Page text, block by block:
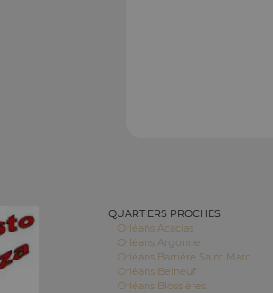
QUARTIERS PROCHES
Orléans Acacias
Orléans Argonne
Orléans Barrière Saint Marc
Orléans Belneuf
Orléans Blossières